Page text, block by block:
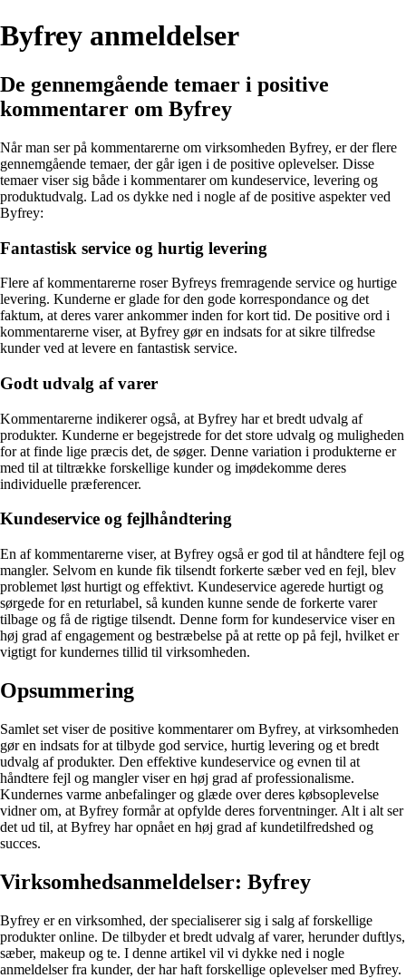
Byfrey anmeldelser
De gennemgående temaer i positive
kommentarer om Byfrey
Når man ser på kommentarerne om virksomheden Byfrey, er der flere
gennemgående temaer, der går igen i de positive oplevelser. Disse
temaer viser sig både i kommentarer om kundeservice, levering og
produktudvalg. Lad os dykke ned i nogle af de positive aspekter ved
Byfrey:
Fantastisk service og hurtig levering
Flere af kommentarerne roser Byfreys fremragende service og hurtige
levering. Kunderne er glade for den gode korrespondance og det
faktum, at deres varer ankommer inden for kort tid. De positive ord i
kommentarerne viser, at Byfrey gør en indsats for at sikre tilfredse
kunder ved at levere en fantastisk service.
Godt udvalg af varer
Kommentarerne indikerer også, at Byfrey har et bredt udvalg af
produkter. Kunderne er begejstrede for det store udvalg og muligheden
for at finde lige præcis det, de søger. Denne variation i produkterne er
med til at tiltrække forskellige kunder og imødekomme deres
individuelle præferencer.
Kundeservice og fejlhåndtering
En af kommentarerne viser, at Byfrey også er god til at håndtere fejl og
mangler. Selvom en kunde fik tilsendt forkerte sæber ved en fejl, blev
problemet løst hurtigt og effektivt. Kundeservice agerede hurtigt og
sørgede for en returlabel, så kunden kunne sende de forkerte varer
tilbage og få de rigtige tilsendt. Denne form for kundeservice viser en
høj grad af engagement og bestræbelse på at rette op på fejl, hvilket er
vigtigt for kundernes tillid til virksomheden.
Opsummering
Samlet set viser de positive kommentarer om Byfrey, at virksomheden
gør en indsats for at tilbyde god service, hurtig levering og et bredt
udvalg af produkter. Den effektive kundeservice og evnen til at
håndtere fejl og mangler viser en høj grad af professionalisme.
Kundernes varme anbefalinger og glæde over deres købsoplevelse
vidner om, at Byfrey formår at opfylde deres forventninger. Alt i alt ser
det ud til, at Byfrey har opnået en høj grad af kundetilfredshed og
succes.
Virksomhedsanmeldelser: Byfrey
Byfrey er en virksomhed, der specialiserer sig i salg af forskellige
produkter online. De tilbyder et bredt udvalg af varer, herunder duftlys,
sæber, makeup og te. I denne artikel vil vi dykke ned i nogle
anmeldelser fra kunder, der har haft forskellige oplevelser med Byfrey.